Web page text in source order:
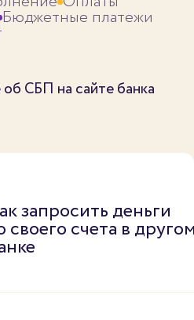
Бюджетные платежи
СБП на сайте банка
запросить деньги
своего счета в